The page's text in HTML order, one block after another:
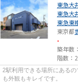
東急大
東急大
東急東
東京都
-
築年数
階数：
2駅利用できる場所にある
も外観もキレイです。